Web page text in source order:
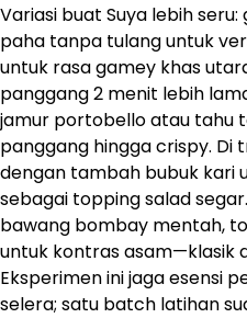
Variasi buat Suya lebih
paha tanpa tulang untuk
untuk rasa gamey khas
panggang 2 menit lebih
jamur portobello atau tahu
panggang hingga crispy. Di
dengan tambah bubuk kari
sebagai topping salad
bawang bombay mentah,
untuk kontras asam—klasik
Eksperimen ini jaga esensi
selera; satu batch latihan